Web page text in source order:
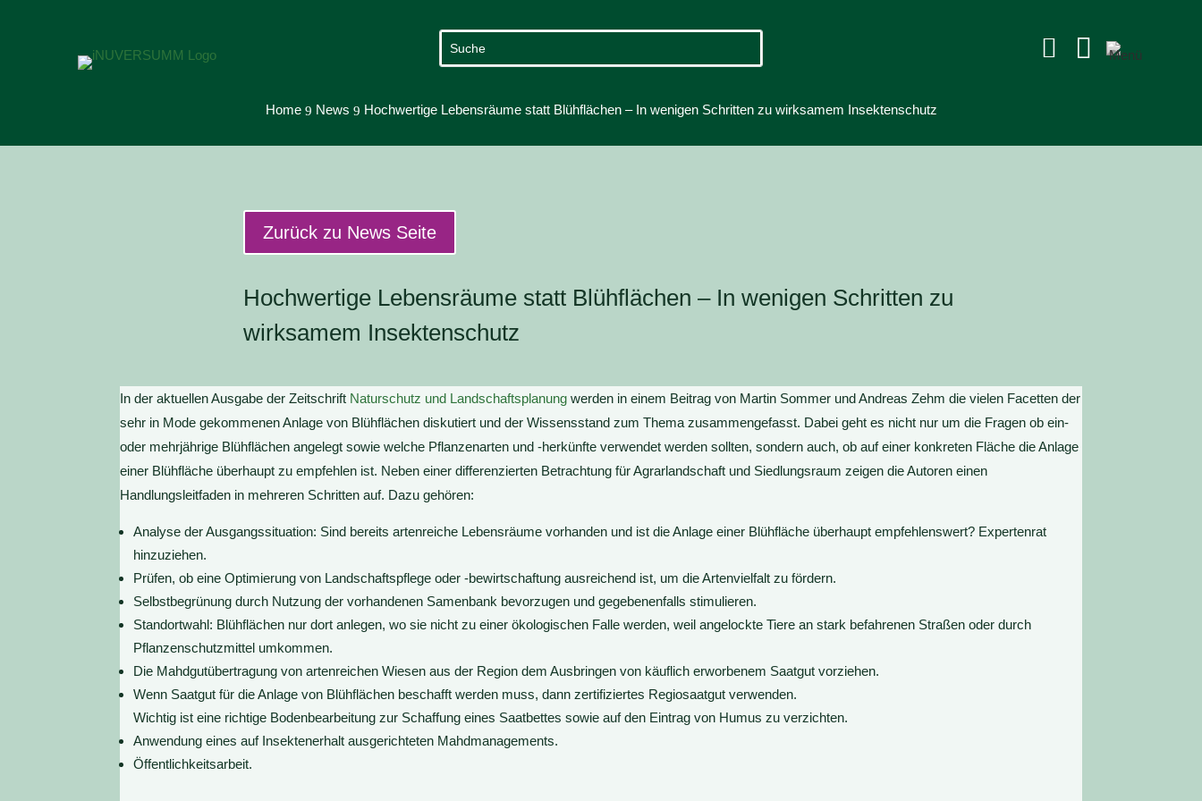
 
Home 9 News 9 Hochwertige Lebensräume statt Blühflächen – In wenigen Schritten zu wirksamem Insektenschutz
Zurück zu News Seite
Hochwertige Lebensräume statt Blühflächen – In wenigen Schritten zu
wirksamem Insektenschutz
In der aktuellen Ausgabe der Zeitschrift Naturschutz und Landschaftsplanung werden in einem Beitrag von Martin Sommer und Andreas Zehm die vielen Facetten der
sehr in Mode gekommenen Anlage von Blühflächen diskutiert und der Wissensstand zum Thema zusammengefasst. Dabei geht es nicht nur um die Fragen ob ein-
oder mehrjährige Blühflächen angelegt sowie welche Pflanzenarten und -herkünfte verwendet werden sollten, sondern auch, ob auf einer konkreten Fläche die Anlage
einer Blühfläche überhaupt zu empfehlen ist. Neben einer differenzierten Betrachtung für Agrarlandschaft und Siedlungsraum zeigen die Autoren einen
Handlungsleitfaden in mehreren Schritten auf. Dazu gehören:
Analyse der Ausgangssituation: Sind bereits artenreiche Lebensräume vorhanden und ist die Anlage einer Blühfläche überhaupt empfehlenswert? Expertenrat
hinzuziehen.
Prüfen, ob eine Optimierung von Landschaftspflege oder -bewirtschaftung ausreichend ist, um die Artenvielfalt zu fördern.
Selbstbegrünung durch Nutzung der vorhandenen Samenbank bevorzugen und gegebenenfalls stimulieren.
Standortwahl: Blühflächen nur dort anlegen, wo sie nicht zu einer ökologischen Falle werden, weil angelockte Tiere an stark befahrenen Straßen oder durch
Pflanzenschutzmittel umkommen.
Die Mahdgutübertragung von artenreichen Wiesen aus der Region dem Ausbringen von käuflich erworbenem Saatgut vorziehen.
Wenn Saatgut für die Anlage von Blühflächen beschafft werden muss, dann zertifiziertes Regiosaatgut verwenden.
Wichtig ist eine richtige Bodenbearbeitung zur Schaffung eines Saatbettes sowie auf den Eintrag von Humus zu verzichten.
Anwendung eines auf Insektenerhalt ausgerichteten Mahdmanagements.
Öffentlichkeitsarbeit.